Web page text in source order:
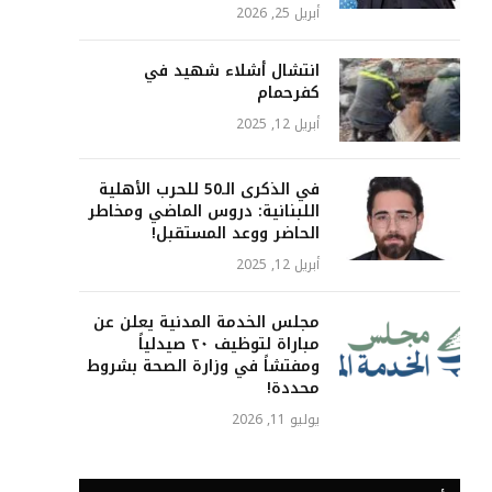
أبريل 25, 2026
انتشال أشلاء شهيد في
كفرحمام
أبريل 12, 2025
في الذكرى الـ50 للحرب الأهلية
اللبنانية: دروس الماضي ومخاطر
الحاضر ووعد المستقبل!
أبريل 12, 2025
مجلس الخدمة المدنية يعلن عن
مباراة لتوظيف ٢٠ صيدلياً
ومفتشاً في وزارة الصحة بشروط
محددة!
يوليو 11, 2026